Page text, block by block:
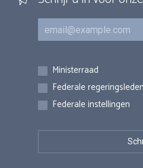
E-mail
Inschrijvingen
Ministerraad
Federale regeringsleden
Federale instellingen